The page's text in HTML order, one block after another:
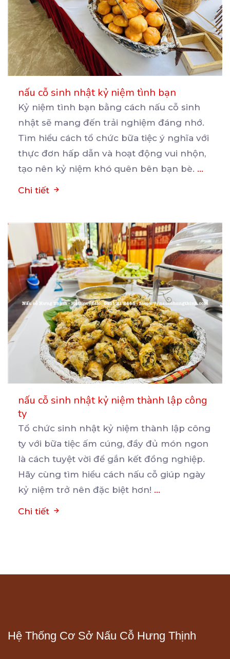
nấu cỗ sinh nhật kỷ niệm tình bạn
Kỷ niệm tình bạn bằng cách nấu cỗ sinh
nhật sẽ mang đến trải nghiệm đáng nhớ.
Tìm hiểu cách tổ chức bữa tiệc ý nghĩa với
thực đơn hấp dẫn và hoạt động vui nhộn,
tạo nên kỷ niệm khó quên bên bạn bè. ...
Chi tiết
nấu cỗ sinh nhật kỷ niệm thành lập công
ty
Tổ chức sinh nhật kỷ niệm thành lập công
ty với bữa tiệc ấm cúng, đầy đủ món ngon
là cách tuyệt vời để gắn kết đồng nghiệp.
Hãy cùng tìm hiểu cách nấu cỗ giúp ngày
kỷ niệm trở nên đặc biệt hơn! ...
Chi tiết
Hệ Thống Cơ Sở Nấu Cỗ Hưng Thịnh